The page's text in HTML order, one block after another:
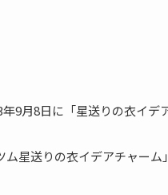
9月8日に「星送りの衣イデ
星送りの衣イデアチャー